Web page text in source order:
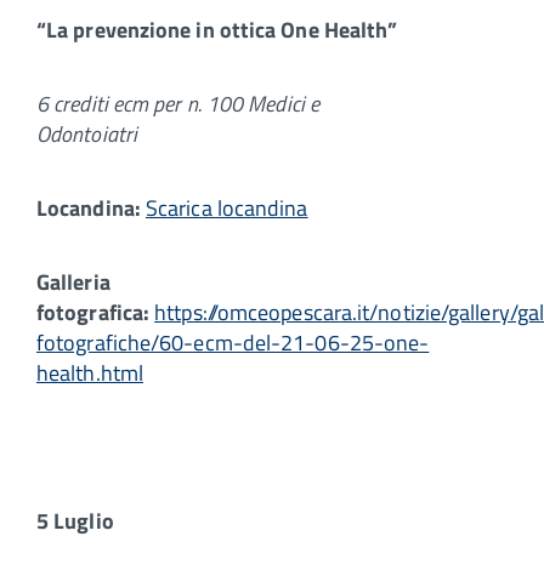
“La prevenzione in ottica One Health”
6 crediti ecm per n. 100 Medici e
Odontoiatri
Locandina: Scarica locandina
Galleria
fotografica: https://omceopescara.it/notizie/gallery/
fotografiche/60-ecm-del-21-06-25-one-
health.html
5 Luglio